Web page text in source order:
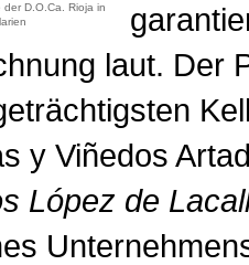
D.O.Ca. Rioja in
laut. Der
y Viñedos
López de